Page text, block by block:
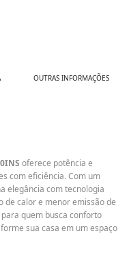
OUTRAS INFORMAÇÕES
oferece potência e
com eficiência. Com um
elegância com tecnologia
calor e menor emissão de
quem busca conforto
sua casa em um espaço